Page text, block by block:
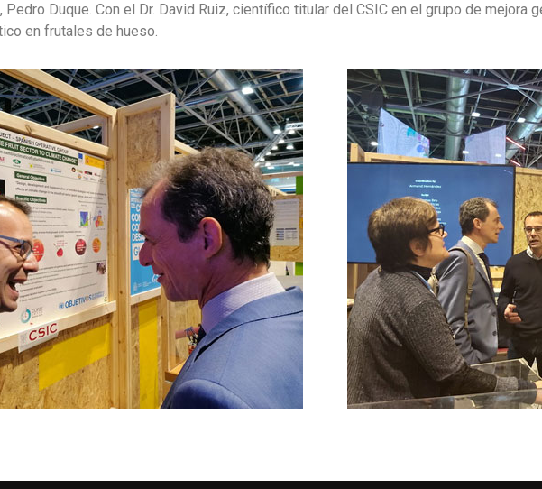
Pedro Duque. Con el Dr. David Ruiz, científico titular del CSIC en el grupo de
en frutales de hueso.